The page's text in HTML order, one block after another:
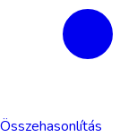
Összehasonlítás